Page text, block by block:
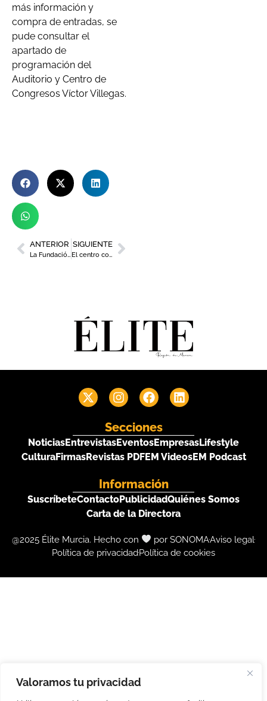
Valoramos tu privacidad
más información y
compra de entradas, se
pude consultar el
apartado de
programación del
Auditorio y Centro de
Congresos Víctor Villegas.
ANTERIOR
La Fundación Estrella de Levante y su firme compromiso con la calidad del agua
SIGUIENTE
El centro comercial Atalayas se suma a las Fiestas de Primavera con reparto de claveles, pasteles de carne y sorteo huertano
Secciones
NoticiasEntrevistasEventosEmpresasLifestyle
CulturaFirmasRevistas PDFEM VideosEM Podcast
Información
SuscríbeteContactoPublicidadQuiénes Somos
Carta de la Directora
@2025 Élite Murcia. Hecho con por SONOMAAviso legal
Política de privacidadPolítica de cookies